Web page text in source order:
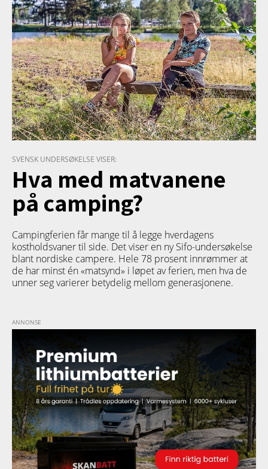
SVENSK UNDERSØKELSE VISER:
Hva med matvanene
på camping?
Campingferien får mange til å legge hverdagens
kostholdsvaner til side. Det viser en ny Sifo-undersøkelse
blant nordiske campere. Hele 78 prosent innrømmer at
de har minst én «matsynd» i løpet av ferien, men hva de
unner seg varierer betydelig mellom generasjonene.